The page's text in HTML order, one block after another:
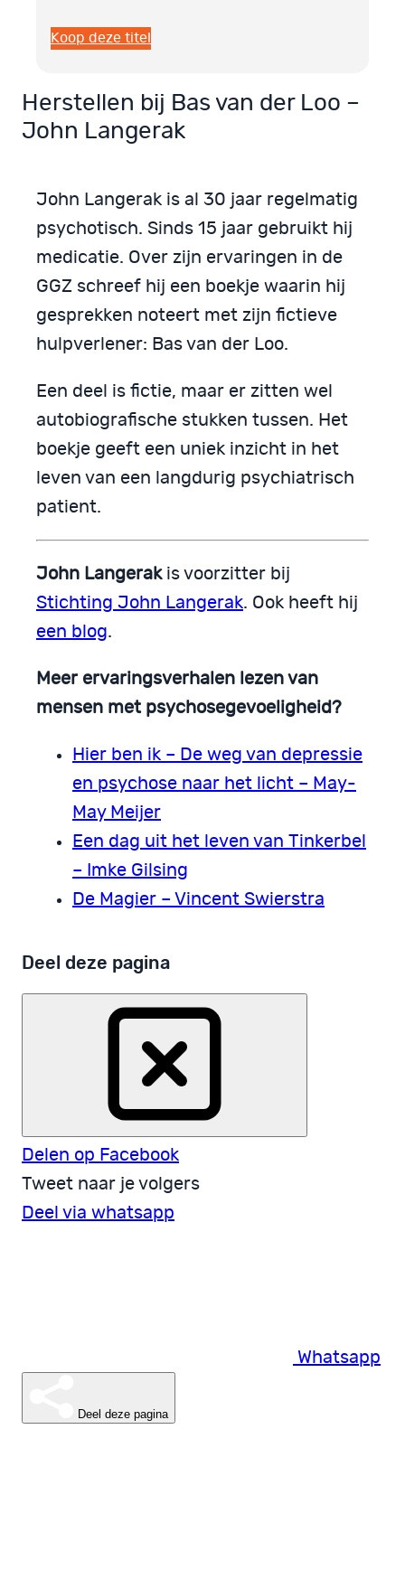
Koop deze titel
Herstellen bij Bas van der Loo –
John Langerak
John Langerak is al 30 jaar regelmatig
psychotisch. Sinds 15 jaar gebruikt hij
medicatie. Over zijn ervaringen in de
GGZ schreef hij een boekje waarin hij
gesprekken noteert met zijn fictieve
hulpverlener: Bas van der Loo.
Een deel is fictie, maar er zitten wel
autobiografische stukken tussen. Het
boekje geeft een uniek inzicht in het
leven van een langdurig psychiatrisch
patient.
John Langerak is voorzitter bij
Stichting John Langerak. Ook heeft hij
een blog.
Meer ervaringsverhalen lezen van
mensen met psychosegevoeligheid?
Hier ben ik – De weg van depressie
en psychose naar het licht – May-
May Meijer
Een dag uit het leven van Tinkerbel
– Imke Gilsing
De Magier – Vincent Swierstra
Deel deze pagina
Delen op Facebook
Tweet naar je volgers
Deel via whatsapp
Whatsapp
Deel deze pagina